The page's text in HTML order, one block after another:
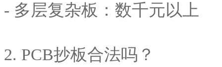
- 多层复杂板：数千元以上
2. PCB抄板合法吗？